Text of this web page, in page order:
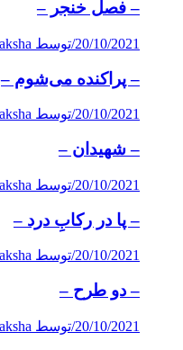
– فصل خنجر –
20/10/2021
/توسط jalal malaksha
– پراكنده می‌شوم –
20/10/2021
/توسط jalal malaksha
– شهیدان –
20/10/2021
/توسط jalal malaksha
– پا در ركابِ درد –
20/10/2021
/توسط jalal malaksha
– دو طرح –
20/10/2021
/توسط jalal malaksha